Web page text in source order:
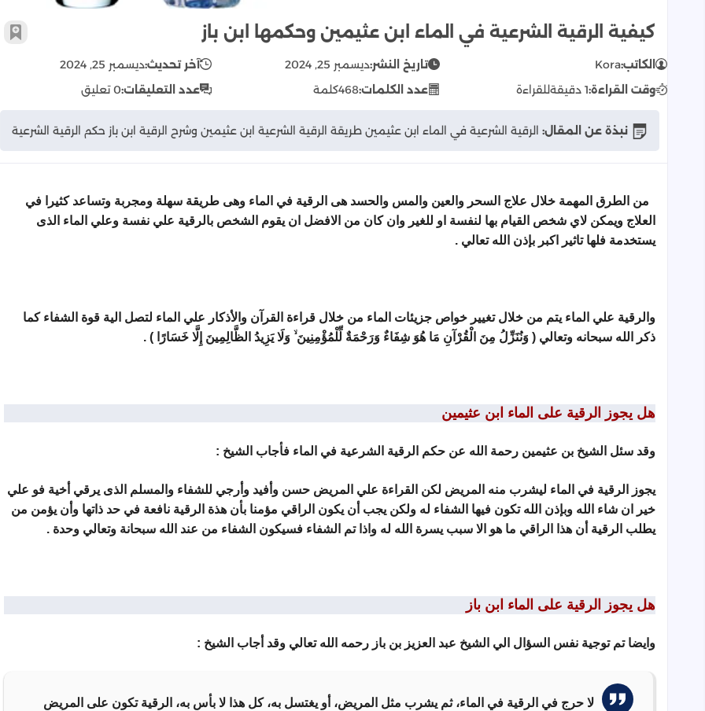
كيفية الرقية الشرعية في الماء ابن عثيمين وحكمها ابن باز
الكاتب:Kora تاريخ النشر:ديسمبر 25, 2024 آخر تحديث:ديسمبر 25, 2024
وقت القراءة:1 دقيقة للقراءة عدد الكلمات:468كلمة عدد التعليقات:0 تعليق
نبذة عن المقال: الرقية الشرعية في الماء ابن عثيمين طريقة الرقية الشرعية ابن عثيمين وشرح الرقية ابن باز حكم الرقية الشرعية
من الطرق المهمة خلال علاج السحر والعين والمس والحسد هى الرقية في الماء وهى طريقة سهلة ومجربة وتساعد كثيرا في
العلاج ويمكن لاي شخص القيام بها لنفسة او للغير وان كان من الافضل ان يقوم الشخص بالرقية علي نفسة وعلي الماء الذى
يستخدمة فلها تاثير اكبر بإذن الله تعالي .
والرقية علي الماء يتم من خلال تغيير خواص جزيئات الماء من خلال قراءة القرآن والأذكار علي الماء لتصل الية قوة الشفاء كما
ذكر الله سبحانه وتعالي ( وَنُنَزِّلُ مِنَ الْقُرْآنِ مَا هُوَ شِفَاءٌ وَرَحْمَةٌ لِّلْمُؤْمِنِينَ ۙ وَلَا يَزِيدُ الظَّالِمِينَ إِلَّا خَسَارًا ) .
هل يجوز الرقية على الماء ابن عثيمين
وقد سئل الشيخ بن عثيمين رحمة الله عن حكم الرقية الشرعية في الماء فأجاب الشيخ :
يجوز الرقية في الماء ليشرب منه المريض لكن القراءة علي المريض حسن وأفيد وأرجي للشفاء والمسلم الذى يرقي أخية فو علي
خير ان شاء الله وبإذن الله تكون فيها الشفاء له ولكن يجب أن يكون الراقي مؤمنا بأن هذة الرقية نافعة في حد ذاتها وأن يؤمن من
يطلب الرقية أن هذا الراقي ما هو الا سبب يسرة الله له واذا تم الشفاء فسيكون الشفاء من عند الله سبحانة وتعالي وحدة .
هل يجوز الرقية على الماء ابن باز
وايضا تم توجية نفس السؤال الي الشيخ عبد العزيز بن باز رحمه الله تعالي وقد أجاب الشيخ :
لا حرج في الرقية في الماء، ثم يشرب مثل المريض، أو يغتسل به، كل هذا لا بأس به، الرقية تكون على المريض